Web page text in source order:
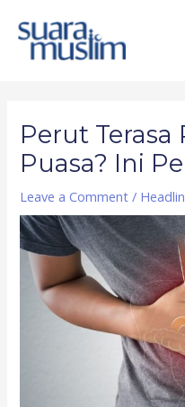
content
Perut Terasa
Puasa? Ini
Leave a Comment /